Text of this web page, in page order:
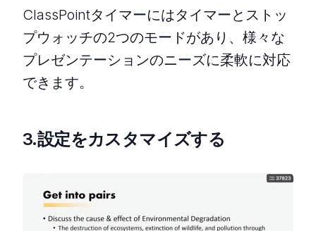
ClassPointタイマーにはタイマーとストッ
プウォッチの2つのモードがあり、様々な
プレゼンテーションのニーズに柔軟に対応
できます。
3.設定をカスタマイズする